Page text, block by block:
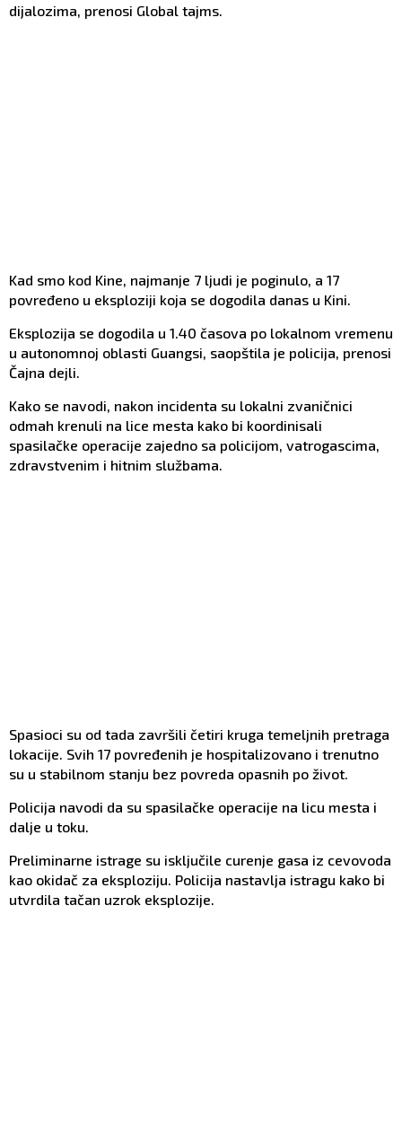
dijalozima, prenosi Global tajms.
Kad smo kod Kine, najmanje 7 ljudi je poginulo, a 17
povređeno u eksploziji koja se dogodila danas u Kini.
Eksplozija se dogodila u 1.40 časova po lokalnom vremenu
u autonomnoj oblasti Guangsi, saopštila je policija, prenosi
Čajna dejli.
Kako se navodi, nakon incidenta su lokalni zvaničnici
odmah krenuli na lice mesta kako bi koordinisali
spasilačke operacije zajedno sa policijom, vatrogascima,
zdravstvenim i hitnim službama.
Spasioci su od tada završili četiri kruga temeljnih pretraga
lokacije. Svih 17 povređenih je hospitalizovano i trenutno
su u stabilnom stanju bez povreda opasnih po život.
Policija navodi da su spasilačke operacije na licu mesta i
dalje u toku.
Preliminarne istrage su isključile curenje gasa iz cevovoda
kao okidač za eksploziju. Policija nastavlja istragu kako bi
utvrdila tačan uzrok eksplozije.